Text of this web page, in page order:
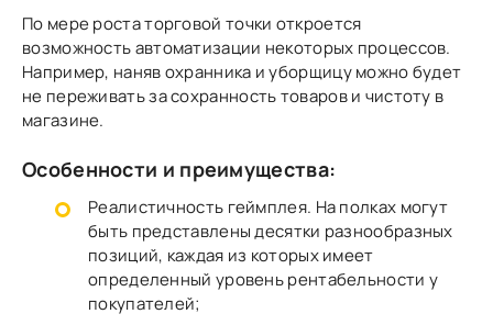
По мере роста торговой точки откроется
возможность автоматизации некоторых процессов.
Например, наняв охранника и уборщицу можно будет
не переживать за сохранность товаров и чистоту в
магазине.
Особенности и преимущества:
Реалистичность геймплея. На полках могут
быть представлены десятки разнообразных
позиций, каждая из которых имеет
определенный уровень рентабельности у
покупателей;